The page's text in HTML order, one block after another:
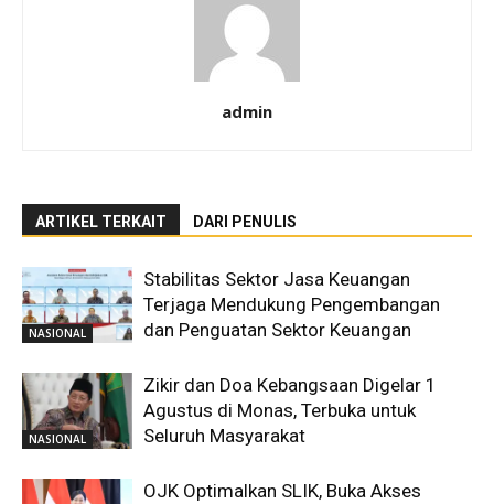
admin
ARTIKEL TERKAIT DARI PENULIS
NASIONAL
Stabilitas Sektor Jasa Keuangan
Terjaga Mendukung Pengembangan
dan Penguatan Sektor Keuangan
NASIONAL
Zikir dan Doa Kebangsaan Digelar 1
Agustus di Monas, Terbuka untuk
Seluruh Masyarakat
OJK Optimalkan SLIK, Buka Akses